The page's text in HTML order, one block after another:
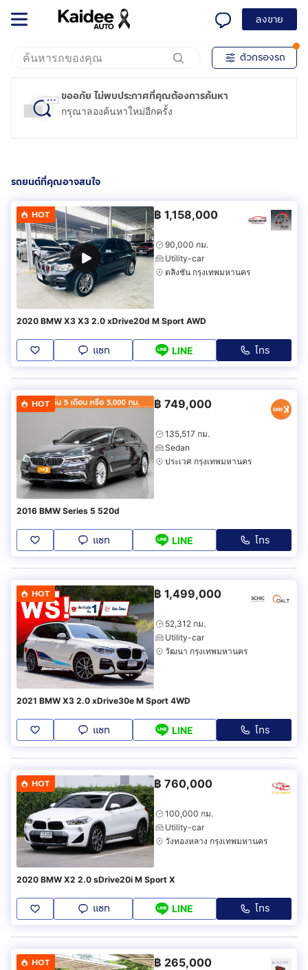
ลงขาย
ตัวกรองรถ
ขออภัย ไม่พบประกาศที่คุณต้องการค้นหา
กรุณาลองค้นหาใหม่อีกครั้ง
รถยนต์ที่คุณอาจสนใจ
HOT ฿ 1,158,000
90,000 กม.
Utility-car
ตลิ่งชัน กรุงเทพมหานคร
2020 BMW X3 X3 2.0 xDrive20d M Sport AWD
แชท LINE โทร
HOT ฿ 749,000
135,517 กม.
Sedan
ประเวศ กรุงเทพมหานคร
2016 BMW Series 5 520d
แชท LINE โทร
HOT ฿ 1,499,000
52,312 กม.
Utility-car
วัฒนา กรุงเทพมหานคร
2021 BMW X3 2.0 xDrive30e M Sport 4WD
แชท LINE โทร
HOT ฿ 760,000
100,000 กม.
Utility-car
วังทองหลาง กรุงเทพมหานคร
2020 BMW X2 2.0 sDrive20i M Sport X
แชท LINE โทร
HOT ฿ 265,000